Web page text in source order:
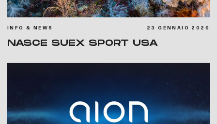
INFO & NEWS 23 GENNAIO 2026
NASCE SUEX SPORT USA